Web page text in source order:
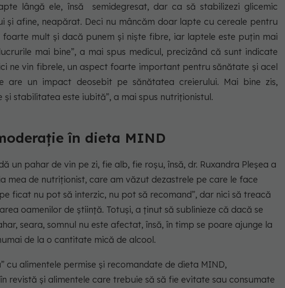
lângă ele, însă semidegresat, dar ca să stabilizezi glicemic
și afine, neapărat. Deci nu mâncăm doar lapte cu cereale pentru
foarte mult și dacă punem și niște fibre, iar laptele este puțin mai
mai bine”, a mai spus medicul, precizând că sunt indicate
ne vin fibrele, un aspect foarte important pentru sănătate și acel
are un impact deosebit pe sănătatea creierului. Mai bine zis,
și stabilitatea este iubită”, a mai spus nutriționistul.
în dieta MIND
un pahar de vin pe zi, fie alb, fie roșu, însă, dr. Ruxandra Pleșea a
mea de nutriționist, care am văzut dezastrele pe care le face
ficat nu pot să interzic, nu pot să recomand”, dar nici să treacă
oamenilor de știință. Totuși, a ținut să sublinieze că dacă se
seara, somnul nu este afectat, însă, în timp se poare ajunge la
de la o cantitate mică de alcool.
cu alimentele permise și recomandate de dieta MIND,
revistă și alimentele care trebuie să să fie evitate sau consumate